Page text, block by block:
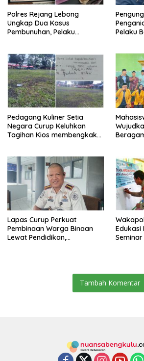
Polres Rejang Lebong
Ungkap Dua Kasus
Pembunuhan, Pelaku
Pelaku
Pedagang Kuliner Setia
Negara Curup Keluhkan
Tagihan Kios membengkak
Lapas Curup Perkuat
Pembinaan Warga Binaan
Lewat Pendidikan,
Edukasi
Seminar
Tambah Komentar